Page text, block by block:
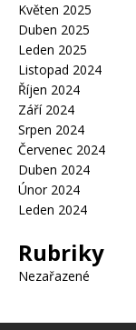
Květen 2025
Duben 2025
Leden 2025
Listopad 2024
Říjen 2024
Září 2024
Srpen 2024
Červenec 2024
Duben 2024
Únor 2024
Leden 2024
Rubriky
Nezařazené